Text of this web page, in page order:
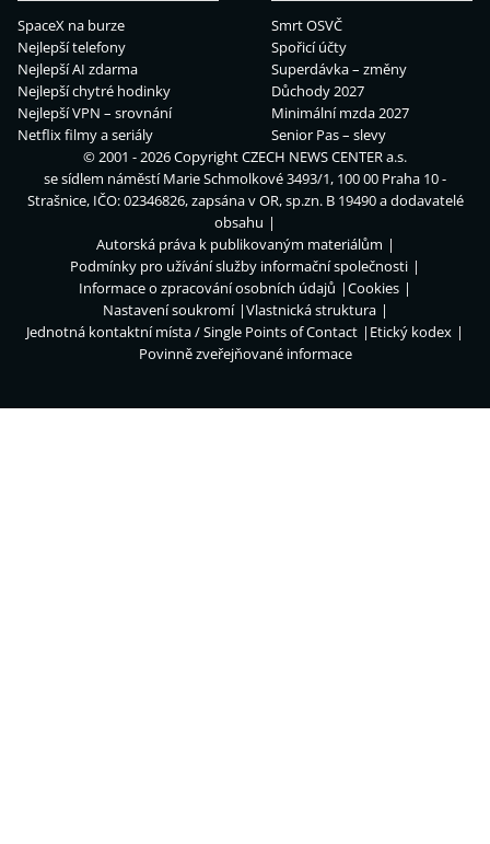
SpaceX na burze
Nejlepší telefony
Nejlepší AI zdarma
Nejlepší chytré hodinky
Nejlepší VPN – srovnání
Netflix filmy a seriály
Smrt OSVČ
Spořicí účty
Superdávka – změny
Důchody 2027
Minimální mzda 2027
Senior Pas – slevy
© 2001 - 2026 CopyrightCZECH NEWS CENTER a.s.
se sídlem náměstí Marie Schmolkové 3493/1, 100 00 Praha 10 -
Strašnice, IČO: 02346826, zapsána v OR, sp.zn. B 19490 a dodavatelé
obsahu
Autorská práva k publikovaným materiálům
Podmínky pro užívání služby informační společnosti
Informace o zpracování osobních údajů
Cookies
Nastavení soukromí
Vlastnická struktura
Jednotná kontaktní místa / Single Points of Contact
Etický kodex
Povinně zveřejňované informace